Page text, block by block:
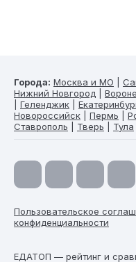
Города: Москва и МО
Нижний Новгород
Геленджик
Новороссийск
Пермь
Ставрополь
Тверь Тула
Пользовательское
конфиденциальности
ЕДАТОП — рейтинг и